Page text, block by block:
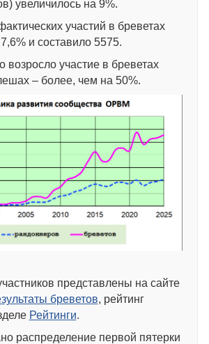
увеличилось на 9%.
участий в бреветах
и составило 5575.
возросло участие в бреветах
– более, чем на 50%.
представлены на сайте
бреветов, рейтинг
Рейтинги.
распределение первой пятерки